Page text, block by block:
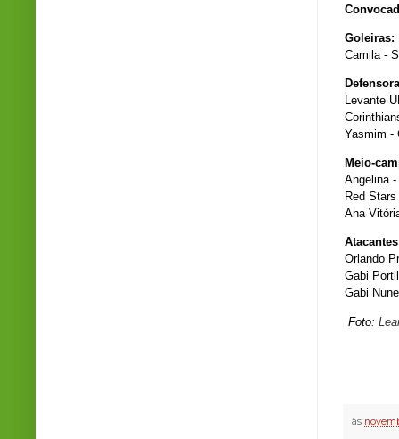
Goleiras:
Camila -
Levante
Yasmim -
Meio-
Angelina
Red Stars
Ana
Orlando
Gabi
Gabi
Foto:
às